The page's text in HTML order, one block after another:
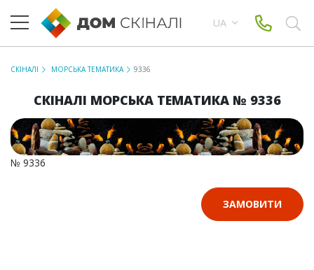
UA
СКІНАЛІ МОРСЬКА ТЕМАТИКА 9336
СКІНАЛІ МОРСЬКА ТЕМАТИКА № 9336
№ 9336
ЗАМОВИТИ